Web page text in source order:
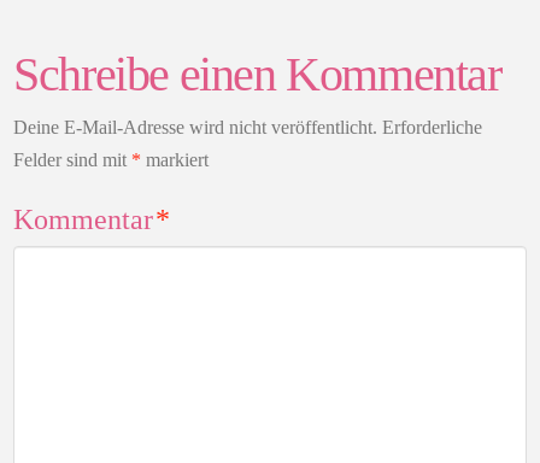
Schreibe einen Kommentar
Deine E-Mail-Adresse wird nicht veröffentlicht. Erforderliche
Felder sind mit * markiert
Kommentar*